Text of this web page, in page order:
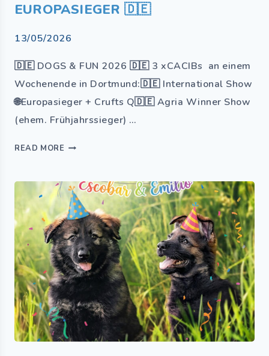
EUROPASIEGER 🇩🇪
13/05/2026
🇩🇪 DOGS & FUN 2026 🇩🇪 3 xCACIBs an einem
Wochenende in Dortmund:🇩🇪 International Show
🌐Europasieger + Crufts Q🇩🇪 Agria Winner Show
(ehem. Frühjahrssieger) …
READ MORE